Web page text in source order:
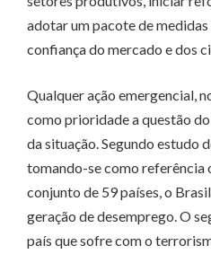
adotar um pacote de
confiança do mercado e dos
Qualquer ação emergencial,
como prioridade a questão
da situação. Segundo estudo
tomando-se como referência
conjunto de 59 países, o
geração de desemprego. O
país que sofre com o